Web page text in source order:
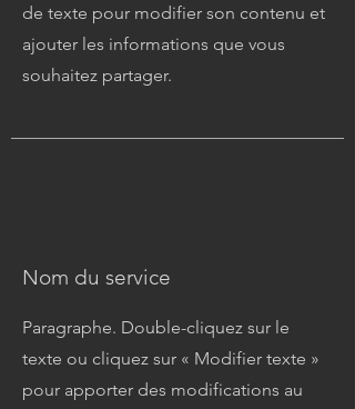
de texte pour modifier son contenu et
ajouter les informations que vous
souhaitez partager.
Nom du service
Paragraphe. Double-cliquez sur le
texte ou cliquez sur « Modifier texte »
pour apporter des modifications au